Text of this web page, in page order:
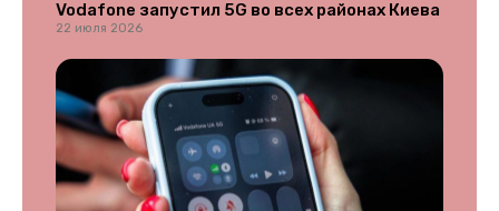
Vodafone запустил 5G во всех районах Киева
22 июля 2026